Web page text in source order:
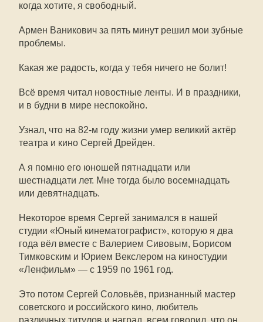
когда хотите, я свободный.
Армен Ваникович за пять минут решил мои зубные
проблемы.
Какая же радость, когда у тебя ничего не болит!
Всё время читал новостные ленты. И в праздники,
и в будни в мире неспокойно.
Узнал, что на 82-м году жизни умер великий актёр
театра и кино Сергей Дрейден.
А я помню его юношей пятнадцати или
шестнадцати лет. Мне тогда было восемнадцать
или девятнадцать.
Некоторое время Сергей занимался в нашей
студии «Юный кинематографист», которую я два
года вёл вместе с Валерием Сивовым, Борисом
Тимковским и Юрием Векслером на киностудии
«Ленфильм» — с 1959 по 1961 год.
Это потом Сергей Соловьёв, признанный мастер
советского и российского кино, любитель
различных титулов и наград, всем говорил, что он